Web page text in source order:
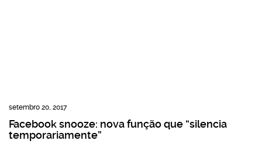
setembro 20, 2017
Facebook snooze: nova função que “silencia
temporariamente”